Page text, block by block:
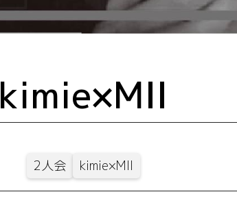
kimie×MII
2人会 kimie×MII